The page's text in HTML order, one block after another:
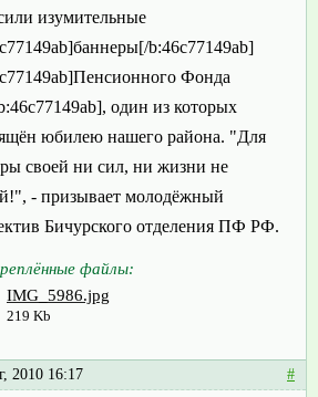
изумительные
b:46c77149ab]
Фонда
один из которых
юбилею нашего района. "Для
своей ни сил, ни жизни не
- призывает молодёжный
Бичурского отделения ПФ РФ.
файлы:
IMG_5986.jpg
219 Kb
2010 16:17 #